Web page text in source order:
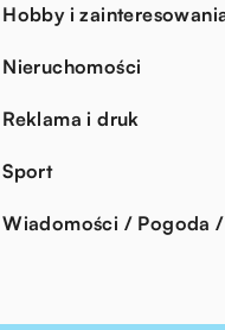
Hobby i
Nieruchomości
Reklama i druk
Sport
Wiadomości / Pogoda